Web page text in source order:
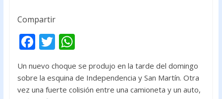
Compartir
F
e
b
T
w
itt
er
W
at
s
Un nuevo choque se produjo en la tarde del domingo
sobre la esquina de Independencia y San Martín. Otra
vez una fuerte colisión entre una camioneta y un auto,